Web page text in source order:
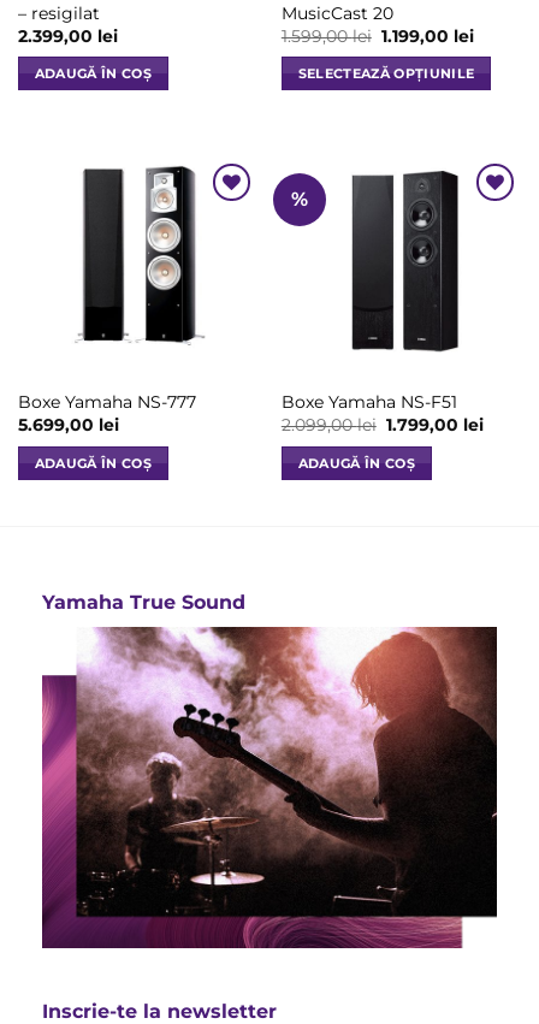
– resigilat
2.399,00 lei
ADAUGĂ ÎN COȘ
MusicCast 20
1.599,00lei Prețul
inițial
a
fost:
1.599,00 lei.
1.199,00 leiPrețul
este:
SELECTEAZĂ OPȚIUNILE
mai
multe
variații.
produsului.
Boxe Yamaha NS-777
5.699,00 lei
ADAUGĂ ÎN COȘ
%
Boxe Yamaha NS-F51
2.099,00lei Prețul
inițial
a
fost:
2.099,00 lei.
1.799,00 leiPrețul
ADAUGĂ ÎN COȘ
Yamaha True Sound
Inscrie-te la newsletter